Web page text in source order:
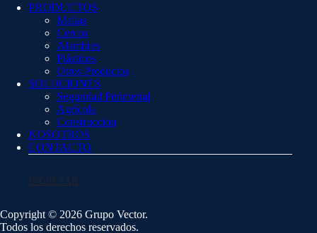
PRODUCTOS
Mallas
Cercos
Alambres
Plásticos
Otros Productos
SOLUCIONES
Seguridad Perimetral
Agrícola
Construccion
NOSOTROS
CONTACTO
INGRESAR
Copyright © 2026 Grupo Vector.
Todos los derechos reservados.